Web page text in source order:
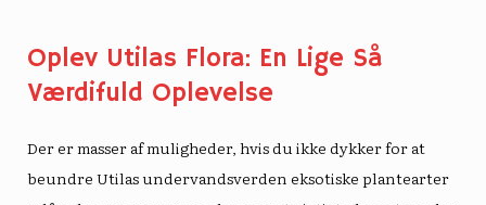
Oplev Utilas Flora: En Lige Så
Værdifuld Oplevelse
Der er masser af muligheder, hvis du ikke dykker for at
beundre Utilas undervandsverden eksotiske plantearter